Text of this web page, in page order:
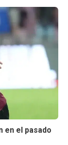
en el pasado